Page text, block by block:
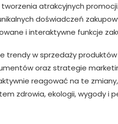
atrakcyjnych
doświadczeń
i interaktywne funkcje
trendy w sprzedaży
oraz strategie
reagować na te
zdrowia, ekologii, wygody i